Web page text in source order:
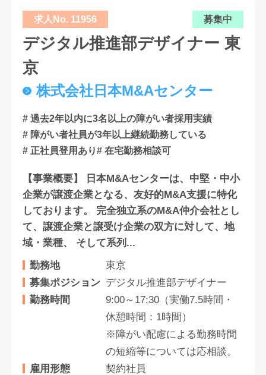
求人No. 11956 募集中
デジタル推進部デザイナー 東
京
株式会社日本M&Aセンター
# 過去2年以内に3名以上の障がい者採用実績
# 障がい者社員が3年以上継続勤務している
# 正社員登用あり# 在宅勤務相談可
【事業概要】 日本M&Aセンターは、中堅・中小
企業が譲渡企業となる、友好的M&A支援に特化
しております。 完全独立系のM&A仲介会社とし
て、譲渡企業と譲受け企業の双方に対して、地
域・業種、 そして系列...
勤務地
東京
募集ポジション デジタル推進部デザイナー
勤務時間
9:00～17:30（実働7.5時間・
休憩時間：1時間）
※障がい配慮による勤務時間
の短縮等については応相談。
雇用形態
契約社員